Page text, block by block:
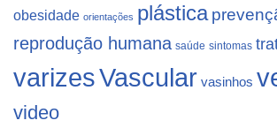
obesidade orientações plástica
reprodução humana saúde sintomas
varizesVascular vasinhos
video